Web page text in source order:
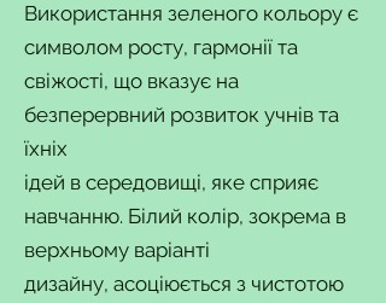
Використання зеленого кольору є
символом росту, гармонії та
свіжості, що вказує на
безперервний розвиток учнів та
їхніх
ідей в середовищі, яке сприяє
навчанню. Білий колір, зокрема в
верхньому варіанті
дизайну, асоціюється з чистотою